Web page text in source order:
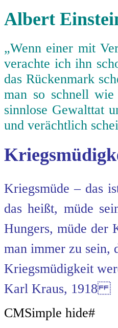
Albert
„Wenn einer mit
verachte ich ihn
das Rückenmark
man so schnell
sinnlose Gewalttat
und verächtlich
Kriegsmüde – das
das heißt, müde
Hungers, müde der
man immer zu sein,
Kriegsmüdigkeit
Karl Kraus, 1918
CMSimple hide#